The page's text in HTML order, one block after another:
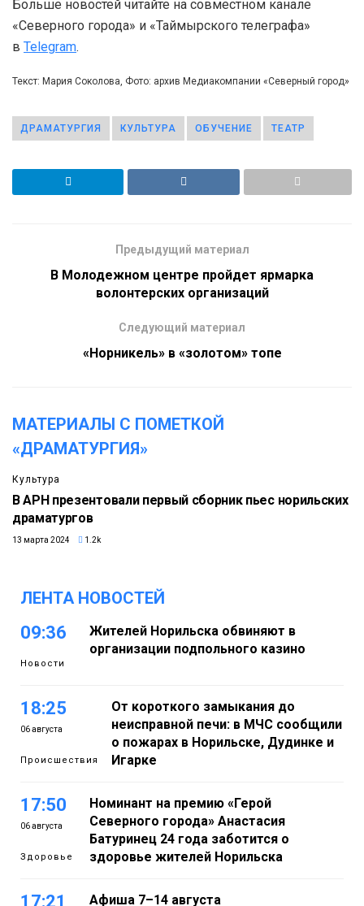
Больше новостей читайте на совместном канале
«Северного города» и «Таймырского телеграфа»
в Telegram.
Текст: Мария Соколова, Фото: архив Медиакомпании «Северный город»
ДРАМАТУРГИЯ КУЛЬТУРА ОБУЧЕНИЕ ТЕАТР
Предыдущий материал
В Молодежном центре пройдет ярмарка
волонтерских организаций
Следующий материал
«Норникель» в «золотом» топе
МАТЕРИАЛЫ С ПОМЕТКОЙ
«ДРАМАТУРГИЯ»
Культура
В АРН презентовали первый сборник пьес норильских
драматургов
13 марта 2024 1.2k
ЛЕНТА НОВОСТЕЙ
09:36
Новости
Жителей Норильска обвиняют в
организации подпольного казино
18:25
06 августа
Происшествия
От короткого замыкания до
неисправной печи: в МЧС сообщили
о пожарах в Норильске, Дудинке и
Игарке
17:50
06 августа
Здоровье
Номинант на премию «Герой
Северного города» Анастасия
Батуринец 24 года заботится о
здоровье жителей Норильска
17:21 Афиша 7–14 августа